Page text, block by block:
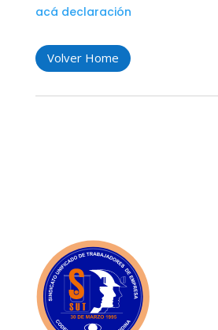
acá declaración
Volver Home